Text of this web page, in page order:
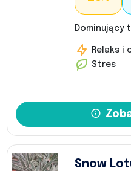
Dominujący
Relaks i
Stres
Snow